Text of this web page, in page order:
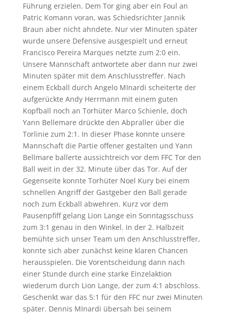
Führung erzielen. Dem Tor ging aber ein Foul an
Patric Komann voran, was Schiedsrichter Jannik
Braun aber nicht ahndete. Nur vier Minuten später
wurde unsere Defensive ausgespielt und erneut
Francisco Pereira Marques netzte zum 2:0 ein.
Unsere Mannschaft antwortete aber dann nur zwei
Minuten später mit dem Anschlusstreffer. Nach
einem Eckball durch Angelo MInardi scheiterte der
aufgerückte Andy Herrmann mit einem guten
Kopfball noch an Torhüter Marco Schienle, doch
Yann Bellemare drückte den Abpraller über die
Torlinie zum 2:1. In dieser Phase konnte unsere
Mannschaft die Partie offener gestalten und Yann
Bellmare ballerte aussichtreich vor dem FFC Tor den
Ball weit in der 32. Minute über das Tor. Auf der
Gegenseite konnte Torhüter Noel Kury bei einem
schnellen Angriff der Gastgeber den Ball gerade
noch zum Eckball abwehren. Kurz vor dem
Pausenpfiff gelang Lion Lange ein Sonntagsschuss
zum 3:1 genau in den Winkel. In der 2. Halbzeit
bemühte sich unser Team um den Anschlusstreffer,
konnte sich aber zunächst keine klaren Chancen
herausspielen. Die Vorentscheidung dann nach
einer Stunde durch eine starke Einzelaktion
wiederum durch Lion Lange, der zum 4:1 abschloss.
Geschenkt war das 5:1 für den FFC nur zwei Minuten
später. Dennis MInardi übersah bei seinem